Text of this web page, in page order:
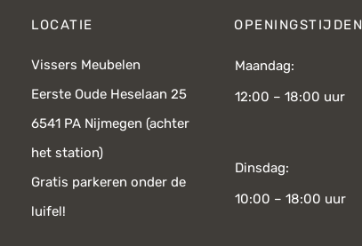
LOCATIE
Vissers Meubelen
Eerste Oude Heselaan 25
6541 PA Nijmegen (achter
het station)
Gratis parkeren onder de
luifel!
OPENINGSTIJDEN
Maandag:
12:00 – 18:00 uur
Dinsdag:
10:00 – 18:00 uur